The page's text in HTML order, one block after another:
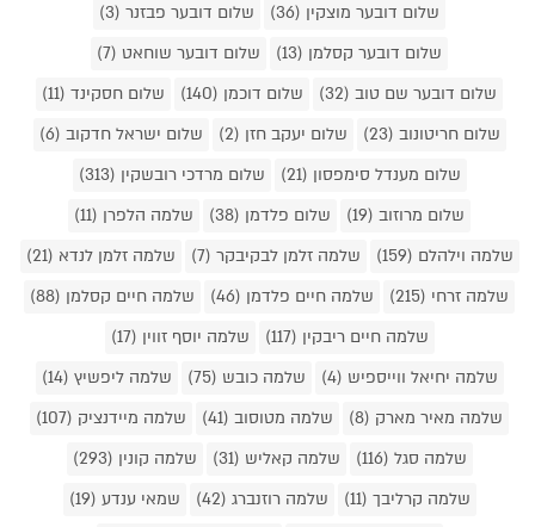
שלום דובער מוצקין (36)
שלום דובער פבזנר (3)
שלום דובער קסלמן (13)
שלום דובער שוחאט (7)
שלום דובער שם טוב (32)
שלום דוכמן (140)
שלום חסקינד (11)
שלום חריטונוב (23)
שלום יעקב חזן (2)
שלום ישראל חדקוב (6)
שלום מענדל סימפסון (21)
שלום מרדכי רובשקין (313)
שלום מרוזוב (19)
שלום פלדמן (38)
שלמה הלפרן (11)
שלמה וילהלם (159)
שלמה זלמן לבקיבקר (7)
שלמה זלמן לנדא (21)
שלמה זרחי (215)
שלמה חיים פלדמן (46)
שלמה חיים קסלמן (88)
שלמה חיים ריבקין (117)
שלמה יוסף זווין (17)
שלמה יחיאל ווייספיש (4)
שלמה כובש (75)
שלמה ליפשיץ (14)
שלמה מאיר מארק (8)
שלמה מטוסוב (41)
שלמה מיידנציק (107)
שלמה סגל (116)
שלמה קאליש (31)
שלמה קונין (293)
שלמה קרליבך (11)
שלמה רוזנברג (42)
שמאי ענדע (19)